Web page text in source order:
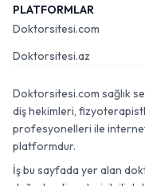
PLATFORMLAR
Doktorsitesi.com
Doktorsitesi.az
Doktorsitesi.com sağlık
diş hekimleri,
profesyonelleri ile internet
platformdur.
İş bu sayfada yer alan